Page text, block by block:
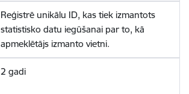
Reģistrē unikālu ID, kas tiek izmantots
statistisko datu iegūšanai par to, kā
apmeklētājs izmanto vietni.
2 gadi